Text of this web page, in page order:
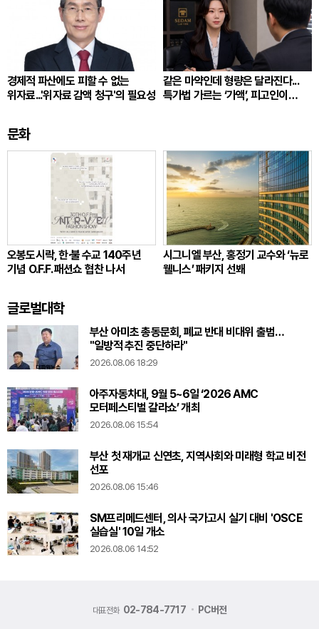
경제적 파산에도 피할 수 없는
위자료...'위자료 감액 청구'의 필요성
같은 마약인데 형량은 달라진다...
특가법 가르는 ‘가액’, 피고인이
문화
오봉도시락, 한·불 수교 140주년
기념 O.F.F. 패션쇼 협찬 나서
시그니엘 부산, 홍정기 교수와 ‘뉴로
웰니스’ 패키지 선봬
글로벌대학
부산 아미초 총동문회, 폐교 반대 비대위 출범…
"일방적 추진 중단하라"
2026.08.06 18:29
아주자동차대, 9월 5~6일 ‘2026 AMC
모터페스티벌 갈라쇼’ 개최
2026.08.06 15:54
부산 첫 재개교 신연초, 지역사회와 미래형 학교 비전
선포
2026.08.06 15:46
SM프리메드센터, 의사 국가고시 실기 대비 'OSCE
실습실' 10일 개소
2026.08.06 14:52
대표전화 02-784-7717 PC버전